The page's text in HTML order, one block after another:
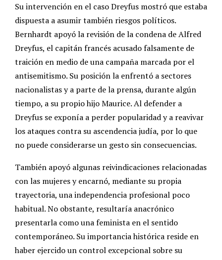
Su intervención en el caso Dreyfus mostró que estaba
dispuesta a asumir también riesgos políticos.
Bernhardt apoyó la revisión de la condena de Alfred
Dreyfus, el capitán francés acusado falsamente de
traición en medio de una campaña marcada por el
antisemitismo. Su posición la enfrentó a sectores
nacionalistas y a parte de la prensa, durante algún
tiempo, a su propio hijo Maurice. Al defender a
Dreyfus se exponía a perder popularidad y a reavivar
los ataques contra su ascendencia judía, por lo que
no puede considerarse un gesto sin consecuencias.
También apoyó algunas reivindicaciones relacionadas
con las mujeres y encarnó, mediante su propia
trayectoria, una independencia profesional poco
habitual. No obstante, resultaría anacrónico
presentarla como una feminista en el sentido
contemporáneo. Su importancia histórica reside en
haber ejercido un control excepcional sobre su